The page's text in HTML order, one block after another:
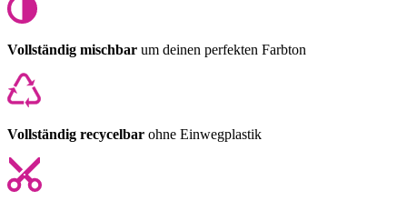
Vollständig mischbar um deinen perfekten Farbton
Vollständig recycelbar ohne Einwegplastik